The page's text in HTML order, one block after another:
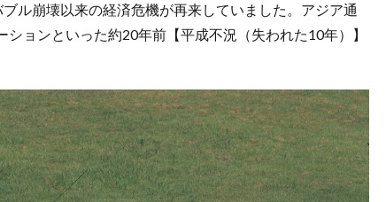
ル崩壊以来の経済危機が再来していました。アジア通
ョンといった約20年前【平成不況（失われた10年）】